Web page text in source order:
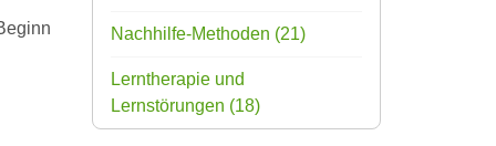
Nachhilfe-Methoden (21)
Lerntherapie und
Lernstörungen (18)